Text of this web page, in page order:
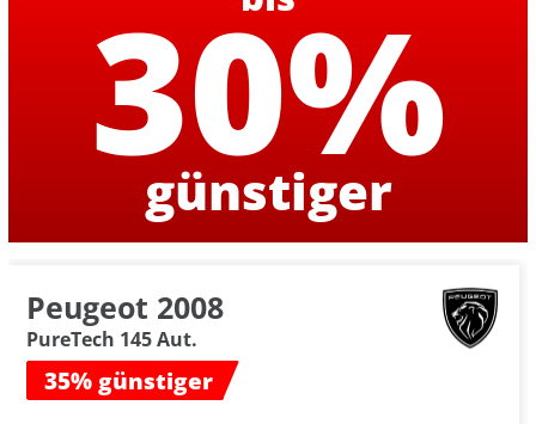
30%
günstiger
Peugeot 2008
PureTech 145 Aut.
35% günstiger